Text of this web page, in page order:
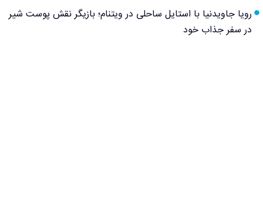
رویا جاویدنیا با استایل ساحلی در ویتنام؛ بازیگر نقش پوست‌ شیر
در سفر جذاب خود